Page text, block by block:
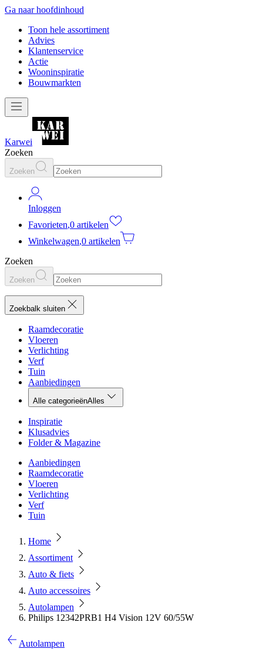
Ga naar hoofdinhoud
Toon hele assortiment
Advies
Klantenservice
Actie
Wooninspiratie
Bouwmarkten
Karwei
Zoeken
Zoeken
Inloggen
Favorieten,0 artikelen
Winkelwagen,0 artikelen
Zoeken
Zoeken
Zoekbalk sluiten
Raamdecoratie
Vloeren
Verlichting
Verf
Tuin
Aanbiedingen
Alle categorieënAlles
Inspiratie
Klusadvies
Folder & Magazine
Aanbiedingen
Raamdecoratie
Vloeren
Verlichting
Verf
Tuin
Home
Assortiment
Auto & fiets
Auto accessoires
Autolampen
Philips 12342PRB1 H4 Vision 12V 60/55W
Autolampen